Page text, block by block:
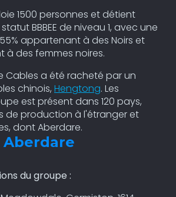
1500 personnes et détient
BBBEE de niveau 1, avec une
appartenant à des Noirs et
à des femmes noires.
Cables a été racheté par un
chinois, Hengtong. Les
est présent dans 120 pays,
de production à l'étranger et
dont Aberdare.
du groupe :